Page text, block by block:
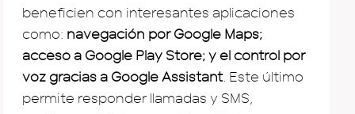
beneficien con interesantes aplicaciones
como: navegación por Google Maps;
acceso a Google Play Store; y el control por
voz gracias a Google Assistant. Este último
permite responder llamadas y SMS,